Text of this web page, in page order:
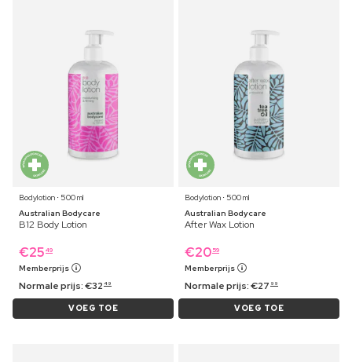
Bodylotion ⋅ 500 ml
Australian Bodycare
B12 Body Lotion
€25 49
Memberprijs
Normale prijs:€32 49
VOEG TOE
Bodylotion ⋅ 500 ml
Australian Bodycare
After Wax Lotion
€20 59
Memberprijs
Normale prijs:€27 99
VOEG TOE